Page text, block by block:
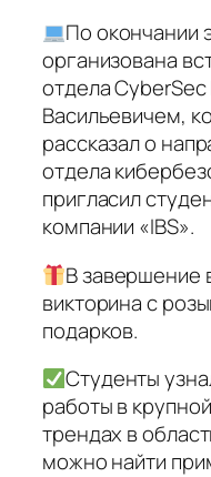
По окончании
организована
отдела
Васильевичем,
рассказал о
отдела
пригласил
компании «IBS».
В завершение
викторина с
подарков.
Студенты
работы в
трендах в
можно найти